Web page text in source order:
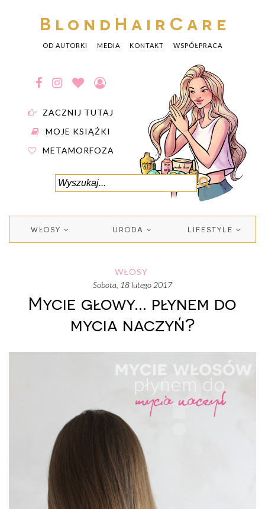
BlondHairCare
OD AUTORKI MEDIA KONTAKT WSPÓŁPRACA
ZACZNIJ TUTAJ
MOJE KSIĄŻKI
METAMORFOZA
WŁOSY URODA LIFESTYLE
WŁOSY
sobota, 18 lutego 2017
Mycie głowy... płynem do
mycia naczyń?